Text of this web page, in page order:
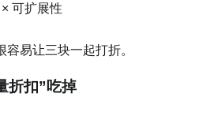
可扩展性
易让三块一起打折。
折扣”吃掉